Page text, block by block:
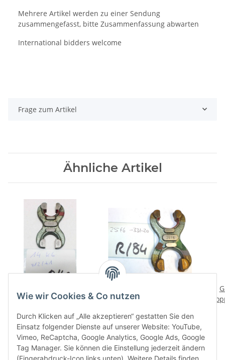
Mehrere Artikel werden zu einer Sendung
zusammengefasst, bitte Zusammenfassung abwarten
International bidders welcome
Frage zum Artikel
Ähnliche Artikel
doppels. 14 mm CSE
Rachenlehre R/42
mm doppels. 25f5
Rachenlehre R/84
Wie wir Cookies & Co nutzen
Durch Klicken auf „Alle akzeptieren“ gestatten Sie den
Einsatz folgender Dienste auf unserer Website: YouTube,
Vimeo, ReCaptcha, Google Analytics, Google Ads, Google
Tag Manager. Sie können die Einstellung jederzeit ändern